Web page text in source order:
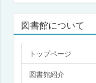
図書館について
トップページ
図書館紹介